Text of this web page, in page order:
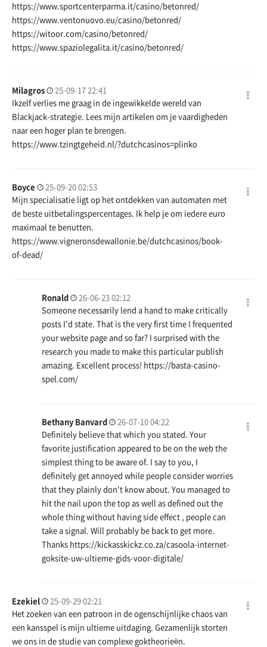
https://www.sportcenterparma.it/casino/betonred/
https://www.ventonuovo.eu/casino/betonred/
https://witoor.com/casino/betonred/
https://www.spaziolegalita.it/casino/betonred/
Milagros
25-09-17 22:41
Ikzelf verlies me graag in de ingewikkelde wereld van
Blackjack-strategie. Lees mijn artikelen om je vaardigheden
naar een hoger plan te brengen.
https://www.tzingtgeheid.nl/?dutchcasinos=plinko
Boyce
25-09-20 02:53
Mijn specialisatie ligt op het ontdekken van automaten met
de beste uitbetalingspercentages. Ik help je om iedere euro
maximaal te benutten.
https://www.vigneronsdewallonie.be/dutchcasinos/book-
of-dead/
Ronald
26-06-23 02:12
Someone necessarily lend a hand to make critically
posts I'd state. That is the very first time I frequented
your website page and so far? I surprised with the
research you made to make this particular publish
amazing. Excellent process! https://basta-casino-
spel.com/
Bethany Banvard
26-07-10 04:22
Definitely believe that which you stated. Your
favorite justification appeared to be on the web the
simplest thing to be aware of. I say to you, I
definitely get annoyed while people consider worries
that they plainly don't know about. You managed to
hit the nail upon the top as well as defined out the
whole thing without having side effect , people can
take a signal. Will probably be back to get more.
Thanks https://kickasskickz.co.za/casoola-internet-
goksite-uw-ultieme-gids-voor-digitale/
Ezekiel
25-09-29 02:21
Het zoeken van een patroon in de ogenschijnlijke chaos van
een kansspel is mijn ultieme uitdaging. Gezamenlijk storten
we ons in de studie van complexe goktheorieën.